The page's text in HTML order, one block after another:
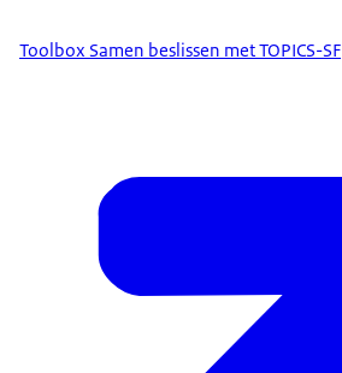
Toolbox Samen beslissen met TOPICS-SF